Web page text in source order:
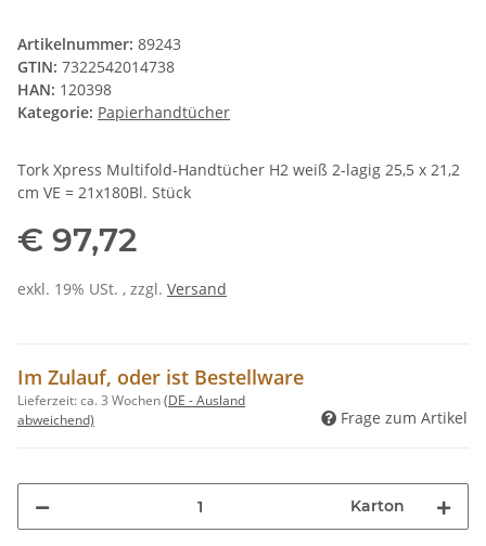
Artikelnummer: 89243
GTIN: 7322542014738
HAN: 120398
Kategorie: Papierhandtücher
Tork Xpress Multifold-Handtücher H2 weiß 2-lagig 25,5 x 21,2
cm VE = 21x180Bl. Stück
€ 97,72
exkl. 19% USt. , zzgl. Versand
Im Zulauf, oder ist Bestellware
Lieferzeit:ca. 3 Wochen(DE - Ausland
abweichend)
Frage zum Artikel
Karton